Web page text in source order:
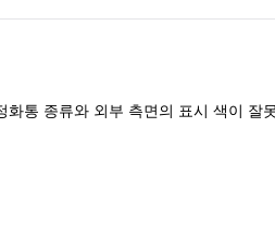
통 종류와 외부 측면의 표시 색이 잘